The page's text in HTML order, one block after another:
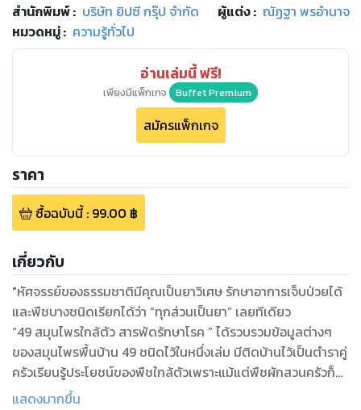
สำนักพิมพ์: บริษัท ยิปซี กรุ๊ป จำกัด ผู้แต่ง : ณัฏฐา พรอำนาจ
หมวดหมู่: ความรู้ทั่วไป
อ่านเล่มนี้ ฟรี!
เพียงมีแพ็กเกจ Buffet Premium
สมัครแพ็กเกจ
ราคา
ซื้อฉบับนี้: 99.00 ฿
เกี่ยวกับ
"หัศจรรย์ของธรรมชาติมีคุณเป็นยาวิเศษ รักษาอาการเจ็บป่วยได้
และพืชบางชนิดเรียกได้ว่า “ทุกส่วนเป็นยา” เลยทีเดียว
“49 สมุนไพรใกล้ตัว สารพัดรักษาโรค ” ได้รวบรวมข้อมูลต่างๆ
ของสมุนไพรพื้นบ้าน 49 ชนิดไว้ในหนึ่งเล่ม มีติดบ้านไว้เป็นตำราคู่
ครัวเรียนรู้ประโยชน์ของพืชใกล้ตัวเพราะแม้แต่พืชผักสวนครัวก็
เป็นยาวิเศษได้เช่นกัน
แสดงมากขึ้น